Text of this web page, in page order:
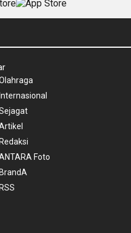
Internasional
Redaksi
Foto
BrandA
RSS